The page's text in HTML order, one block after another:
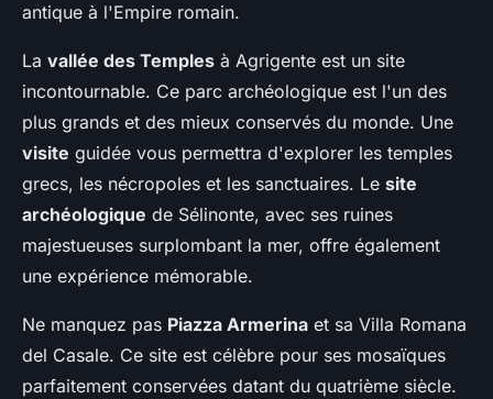
antique à l'Empire romain.
La vallée des Temples à Agrigente est un site
incontournable. Ce parc archéologique est l'un des
plus grands et des mieux conservés du monde. Une
visite guidée vous permettra d'explorer les temples
grecs, les nécropoles et les sanctuaires. Le site
archéologique de Sélinonte, avec ses ruines
majestueuses surplombant la mer, offre également
une expérience mémorable.
Ne manquez pas Piazza Armerina et sa Villa Romana
del Casale. Ce site est célèbre pour ses mosaïques
parfaitement conservées datant du quatrième siècle.